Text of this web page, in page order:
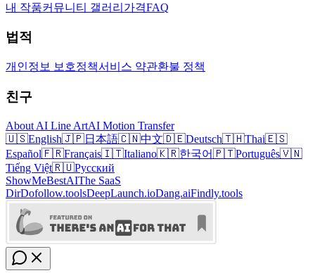
내 작품커뮤니티 갤러리 가격FAQ
법적
개인정보 보호정책서비스 약관환불 정책
친구
About AI Line ArtAI Motion Transfer
🇺🇸English🇯🇵日本語🇨🇳中文🇩🇪Deutsch🇹🇭Thai🇪🇸
Español🇫🇷Français🇮🇹Italiano🇰🇷한국어🇵🇹Português🇻🇳
Tiếng Việt🇷🇺Русский
ShowMeBestAIThe SaaS
DirDofollow.toolsDeepLaunch.ioDang.aiFindly.tools